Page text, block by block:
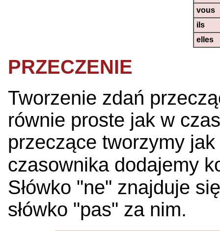
vous
ils
elles
PRZECZENIE
Tworzenie zdań
równie proste jak w
przeczące tworzymy
czasownika dodajemy
Słówko "ne" znajduje
słówko "pas" za nim.